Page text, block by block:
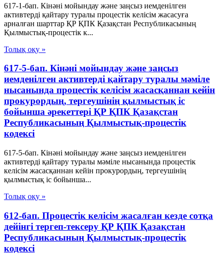
617-1-бап. Кінәні мойындау және заңсыз иемденілген
активтерді қайтару туралы процестік келісім жасасуға
арналған шарттар ҚР ҚПК Қазақстан Республикасының
Қылмыстық-процестік к...
Толық оқу »
617-5-бап. Кінәні мойындау және заңсыз
иемденілген активтерді қайтару туралы мәміле
нысанында процестік келісім жасасқаннан кейін
прокурордың, тергеушінің қылмыстық іс
бойынша әрекеттері ҚР ҚПК Қазақстан
Республикасының Қылмыстық-процестік
кодексi
617-5-бап. Кінәні мойындау және заңсыз иемденілген
активтерді қайтару туралы мәміле нысанында процестік
келісім жасасқаннан кейін прокурордың, тергеушінің
қылмыстық іс бойынша...
Толық оқу »
612-бап. Процестік келісім жасалған кезде сотқа
дейінгі тергеп-тексеру ҚР ҚПК Қазақстан
Республикасының Қылмыстық-процестік
кодексi